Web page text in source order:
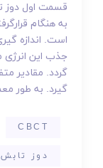
قسمت اول دوز
به هنگام
است. اندازه
جذب این
گردد. مقادیر
گیرد. به طور
CBCT
دوز تابش